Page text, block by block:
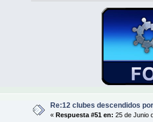
Re:12 clubes descendidos
«Respuesta #51 en: 25 de Junio